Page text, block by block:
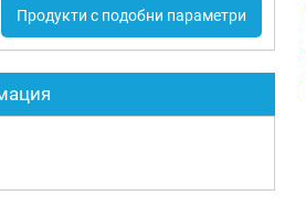
Продукти с подобни параметри